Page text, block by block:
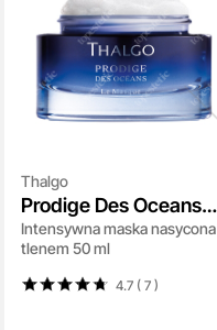
Thalgo
Prodige Des Oceans
Mask
Intensywna maska nasycona
tlenem 50 ml
4.7 ( 7)